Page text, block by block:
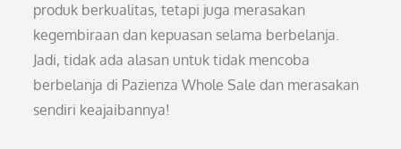
produk berkualitas, tetapi juga merasakan
kegembiraan dan kepuasan selama berbelanja.
Jadi, tidak ada alasan untuk tidak mencoba
berbelanja di Pazienza Whole Sale dan merasakan
sendiri keajaibannya!